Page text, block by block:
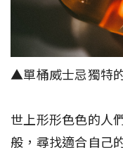
▲單桶威士忌獨特
世上形形色色的人
般，尋找適合自己